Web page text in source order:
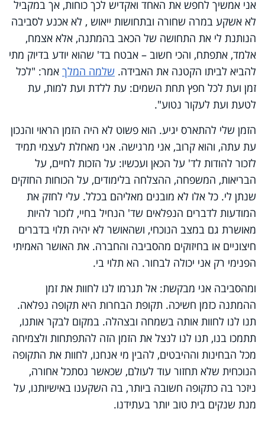
אני אמשיך לחפש את האחד ואקדיש לכך כוחות, אך במקביל
לא אשקע במרה שחורה ובתחושות ייאוש , לא אכנע לסביבה
הנותנת לי את התחושה של הכאב בהמתנה, אלא אצמח,
אלמד, אתפתח, והכי חשוב – אבטח בד' שהוא יודע בדיוק מתי
להביא לביתו הקטנה את האבידה. שלמה המלך אמר: "לכל
זמן ועת לכל חפץ תחת השמים: עת ללדת ועת למות, עת
לטעת ועת לעקור נטוע".
הזמן שלי להתארס יגיע. הוא פשוט לא היה הזמן הראוי והנכון
עת עתה, והוא קרוב, אני מרגישה. אני מאחלת לעצמי תמיד
לזכור להודות לד' על הכאן ועכשיו: על הזכות לחיים, על
הבריאות, המשפחה, ההצלחה בלימודים, על הכוחות החזקים
שנתן לי. כל אלו לא מובנים מאליהם בכלל. עלי לחזק את
המודעות לדברים הנפלאים שד' הנחיל בחיי, לזכור להיות
מאושרת גם במצב הנוכחי, ושהאושר לא יהיה תלוי בדברים
חיצוניים או בחיזוקים מהסביבה והחברה. את האושר האמיתי
הפנימי רק אני יכולה לבחור. הא תלוי בי.
ומהסביבה אני מבקשת: אל תגרמו לנו לחוות את זמן
ההמתנה כזמן חשיכה. תקופת הבחרות היא תקופה נפלאה.
תנו לנו לחוות אותה בשמחה ובצהלה. במקום לבקר אותנו,
תתמכו בנו, תנו לנו לנצל את הזמן הזה להתפתחות ולצמיחה
מכל הבחינות וההיבטים, להבין מי אנחנו, לחוות את התקופה
הנוכחית שלא תחזור עוד לעולם, שכאשר נסתכל אחורה,
ניזכר בה כתקופה חשובה ביותר, בה השקענו באישיותנו, על
מנת שנקים בית טוב יותר בעתידנו.